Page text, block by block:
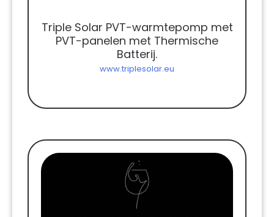
Triple Solar PVT-warmtepomp met
PVT-panelen met Thermische
Batterij.
www.triplesolar.eu